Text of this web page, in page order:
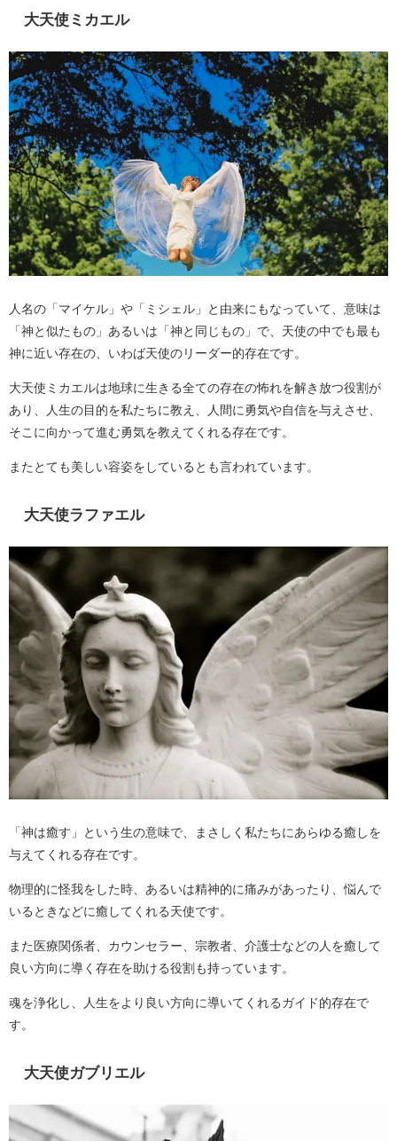
大天使ミカエル
人名の「マイケル」や「ミシェル」と由来にもなっていて、意味は
「神と似たもの」あるいは「神と同じもの」で、天使の中でも最も
神に近い存在の、いわば天使のリーダー的存在です。
大天使ミカエルは地球に生きる全ての存在の怖れを解き放つ役割が
あり、人生の目的を私たちに教え、人間に勇気や自信を与えさせ、
そこに向かって進む勇気を教えてくれる存在です。
またとても美しい容姿をしているとも言われています。
大天使ラファエル
「神は癒す」という生の意味で、まさしく私たちにあらゆる癒しを
与えてくれる存在です。
物理的に怪我をした時、あるいは精神的に痛みがあったり、悩んで
いるときなどに癒してくれる天使です。
また医療関係者、カウンセラー、宗教者、介護士などの人を癒して
良い方向に導く存在を助ける役割も持っています。
魂を浄化し、人生をより良い方向に導いてくれるガイド的存在で
す。
大天使ガブリエル